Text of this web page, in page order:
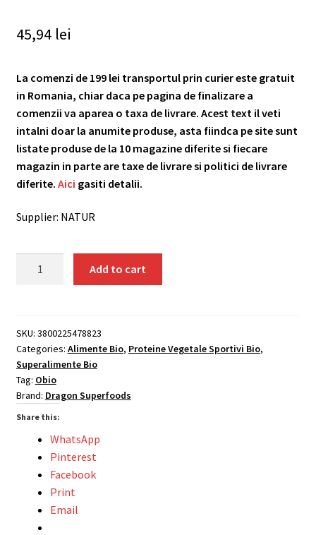
45,94 lei
La comenzi de 199 lei transportul prin curier este gratuit
in Romania, chiar daca pe pagina de finalizare a
comenzii va aparea o taxa de livrare. Acest text il veti
intalni doar la anumite produse, asta fiindca pe site sunt
listate produse de la 10 magazine diferite si fiecare
magazin in parte are taxe de livrare si politici de livrare
diferite. Aici gasiti detalii.
Supplier: NATUR
eco
200g
DS
quantity
Add to cart
SKU: 3800225478823
Categories: Alimente Bio, Proteine Vegetale Sportivi Bio,
Superalimente Bio
Tag: Obio
Brand: Dragon Superfoods
Share this:
WhatsApp
Pinterest
Facebook
Print
Email